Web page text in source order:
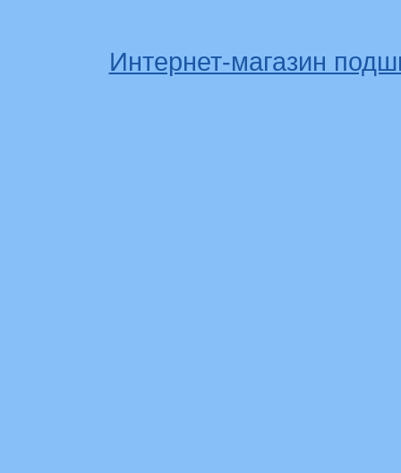
Интернет-магазин